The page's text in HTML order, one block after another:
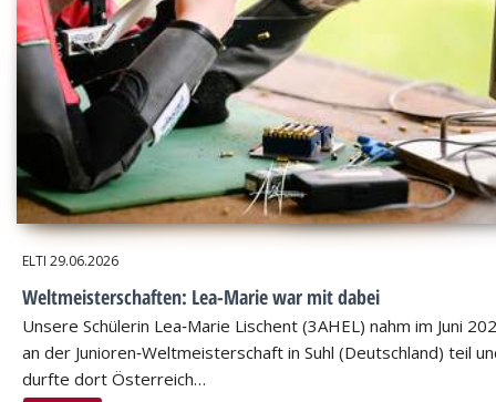
ELTI 29.06.2026
Weltmeisterschaften: Lea-Marie war mit dabei
Unsere Schülerin Lea‑Marie Lischent (3AHEL) nahm im Juni
an der Junioren‑Weltmeisterschaft in Suhl (Deutschland) teil
durfte dort Österreich…